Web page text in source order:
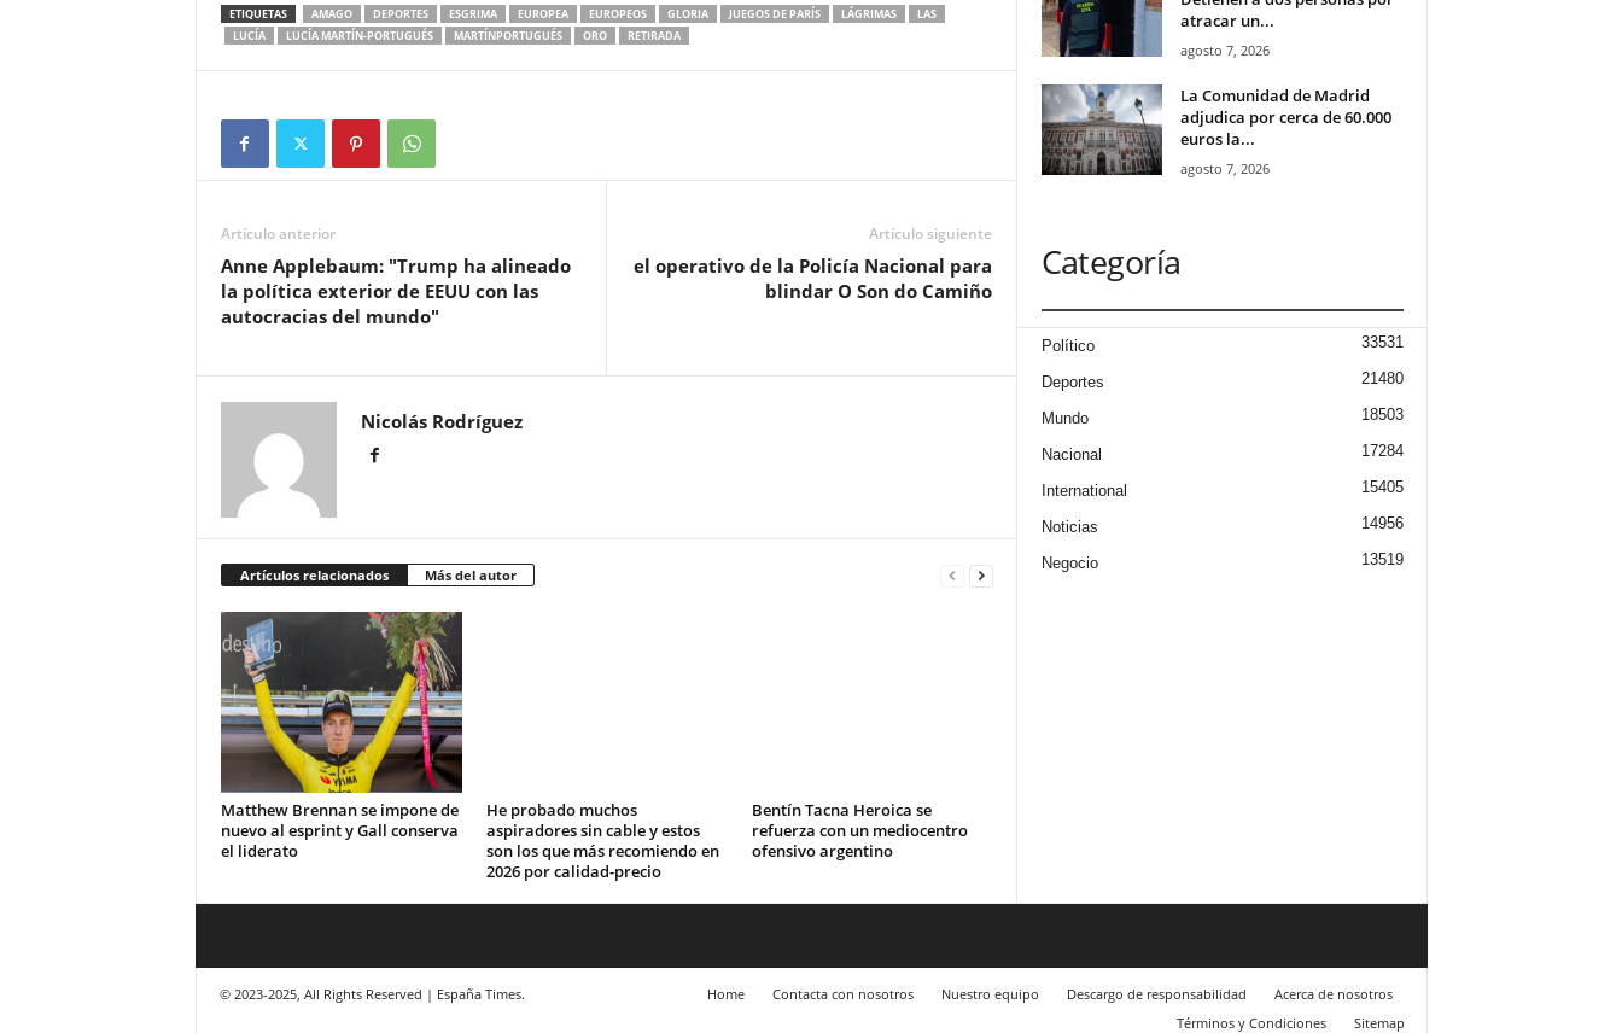
ETIQUETAS AMAGO DEPORTES ESGRIMA EUROPEA EUROPEOS GLORIA JUEGOS DE PARÍS LÁGRIMAS
LAS
LUCÍA
LUCÍA MARTÍN-PORTUGUÉS MARTÍNPORTUGUÉS ORO RETIRADA
Artículo anterior
Anne Applebaum: "Trump ha alineado
la política exterior de EEUU con las
autocracias del mundo"
Artículo siguiente
el operativo de la Policía Nacional para
blindar O Son do Camiño
Nicolás Rodríguez
Artículos relacionados Más del autor
Matthew Brennan se impone de
nuevo al esprint y Gall conserva
el liderato
He probado muchos
aspiradores sin cable y estos
son los que más recomiendo en
2026 por calidad-precio
Bentín Tacna Heroica se
refuerza con un mediocentro
ofensivo argentino
atracar un...
agosto 7, 2026
La Comunidad de Madrid
adjudica por cerca de 60.000
euros la...
agosto 7, 2026
Categoría
Político 33531
Deportes 21480
Mundo 18503
Nacional 17284
International 15405
Noticias 14956
Negocio 13519
Home Contacta con nosotros Nuestro equipo Descargo de responsabilidad
Acerca de nosotros
Términos y Condiciones
Sitemap
© 2023-2025, All Rights Reserved | España Times.